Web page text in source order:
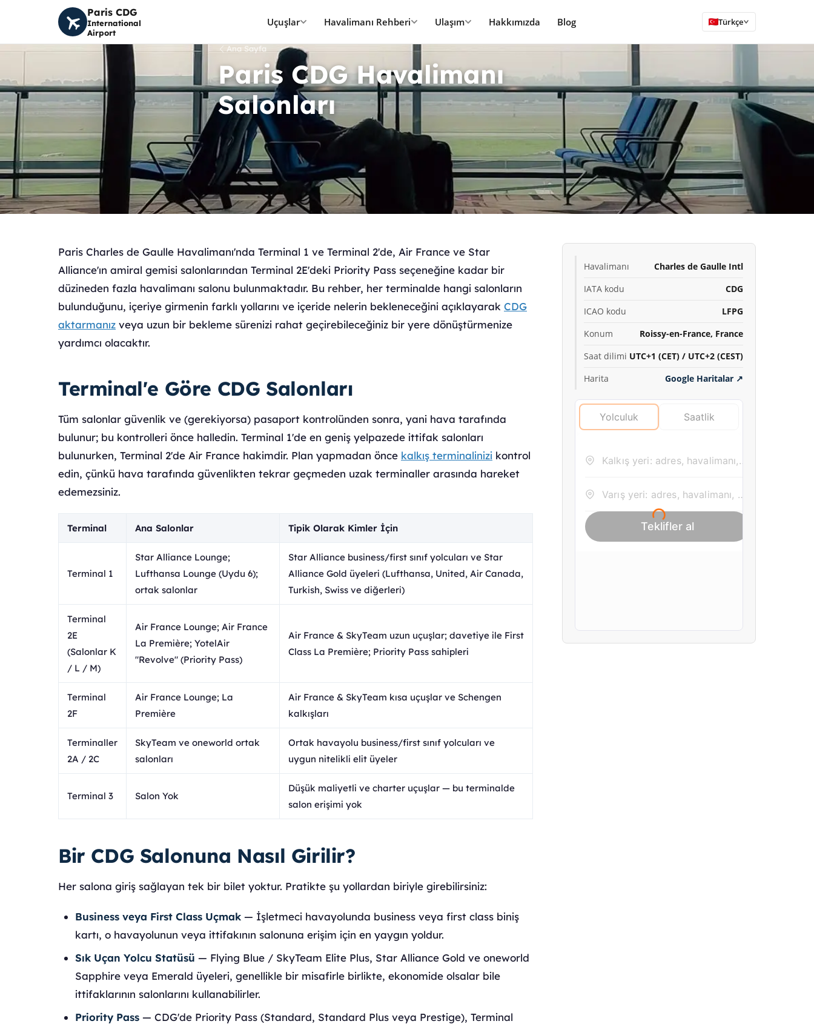
Paris CDG
International
Airport
Uçuşlar Havalimanı Rehberi Ulaşım Hakkımızda Blog Türkçe
Ana Sayfa
Paris CDG Havalimanı
Salonları
Paris Charles de Gaulle Havalimanı'nda Terminal 1 ve Terminal 2'de, Air France ve Star
Alliance'ın amiral gemisi salonlarından Terminal 2E'deki Priority Pass seçeneğine kadar bir
düzineden fazla havalimanı salonu bulunmaktadır. Bu rehber, her terminalde hangi salonların
bulunduğunu, içeriye girmenin farklı yollarını ve içeride nelerin bekleneceğini açıklayarak CDG
aktarmanız veya uzun bir bekleme sürenizi rahat geçirebileceğiniz bir yere dönüştürmenize
yardımcı olacaktır.
Terminal'e Göre CDG Salonları
Tüm salonlar güvenlik ve (gerekiyorsa) pasaport kontrolünden sonra, yani hava tarafında
bulunur; bu kontrolleri önce halledin. Terminal 1'de en geniş yelpazede ittifak salonları
bulunurken, Terminal 2'de Air France hakimdir. Plan yapmadan önce kalkış terminalinizi kontrol
edin, çünkü hava tarafında güvenlikten tekrar geçmeden uzak terminaller arasında hareket
edemezsiniz.
Terminal Ana Salonlar Tipik Olarak Kimler İçin
Terminal 1
Star Alliance Lounge;
Lufthansa Lounge (Uydu 6);
ortak salonlar
Star Alliance business/first sınıf yolcuları ve Star
Alliance Gold üyeleri (Lufthansa, United, Air Canada,
Turkish, Swiss ve diğerleri)
Terminal
2E
(Salonlar K
/ L / M)
Air France Lounge; Air France
La Première; YotelAir
"Revolve" (Priority Pass)
Air France & SkyTeam uzun uçuşlar; davetiye ile First
Class La Première; Priority Pass sahipleri
Terminal
2F
Air France Lounge; La
Première
Air France & SkyTeam kısa uçuşlar ve Schengen
kalkışları
Terminaller
2A / 2C
SkyTeam ve oneworld ortak
salonları
Ortak havayolu business/first sınıf yolcuları ve
uygun nitelikli elit üyeler
Terminal 3 Salon Yok
Düşük maliyetli ve charter uçuşlar — bu terminalde
salon erişimi yok
Bir CDG Salonuna Nasıl Girilir?
Her salona giriş sağlayan tek bir bilet yoktur. Pratikte şu yollardan biriyle girebilirsiniz:
Business veya First Class Uçmak — İşletmeci havayolunda business veya first class biniş
kartı, o havayolunun veya ittifakının salonuna erişim için en yaygın yoldur.
Sık Uçan Yolcu Statüsü — Flying Blue / SkyTeam Elite Plus, Star Alliance Gold ve oneworld
Sapphire veya Emerald üyeleri, genellikle bir misafirle birlikte, ekonomide olsalar bile
ittifaklarının salonlarını kullanabilirler.
Priority Pass — CDG'de Priority Pass (Standard, Standard Plus veya Prestige), Terminal
Havalimanı
Charles de Gaulle Intl
IATA kodu
CDG
ICAO kodu
LFPG
Konum
Roissy-en-France, France
Saat dilimi UTC+1 (CET) / UTC+2 (CEST)
Harita
Google Haritalar ↗